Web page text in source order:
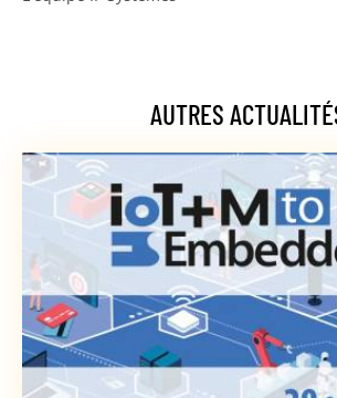
AUTRES